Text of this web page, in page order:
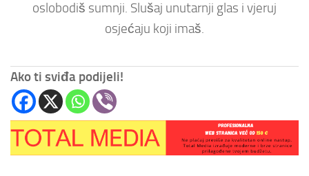
oslobodiš sumnji. Slušaj unutarnji glas i vjeruj
osjećaju koji imaš.
Ako ti sviđa podijeli!